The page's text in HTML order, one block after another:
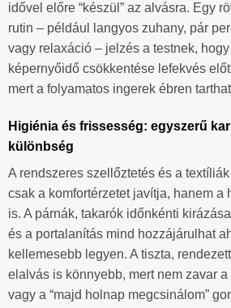
idővel előre “készül” az alvásra. Egy
rutin – például langyos zuhany, pár
vagy relaxáció – jelzés a testnek,
képernyőidő csökkentése lefekvés
mert a folyamatos ingerek ébren
Higiénia és frissesség: egyszerű
különbség
A rendszeres szellőztetés és a
csak a komfortérzetet javítja, hanem a
is. A párnák, takarók időnkénti
és a portalanítás mind hozzájárulhat
kellemesebb legyen. A tiszta,
elalvás is könnyebb, mert nem zavar
vagy a “majd holnap megcsinálom”